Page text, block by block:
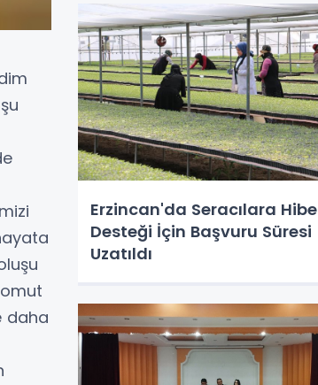
daha
Erzincan'da Seracılara Hibe
Desteği İçin Başvuru Süresi
Uzatıldı